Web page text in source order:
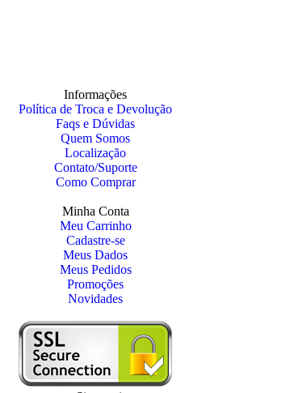
Informações
Política de Troca e Devolução
Faqs e Dúvidas
Quem Somos
Localização
Contato/Suporte
Como Comprar
Minha Conta
Meu Carrinho
Cadastre-se
Meus Dados
Meus Pedidos
Promoções
Novidades